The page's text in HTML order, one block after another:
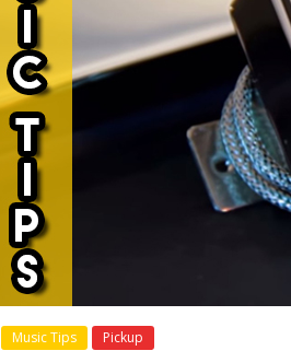
Music Tips Pickup